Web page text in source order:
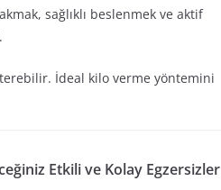
sağlıklı beslenmek ve aktif
İdeal kilo verme yöntemini
Etkili ve Kolay Egzersizler